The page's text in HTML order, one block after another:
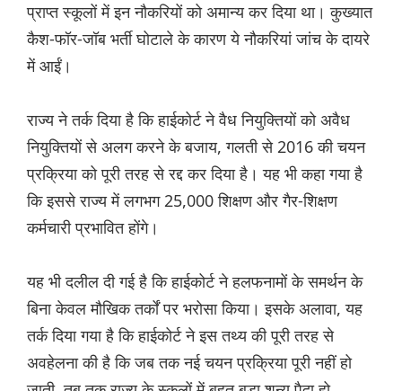
प्राप्त स्कूलों में इन नौकरियों को अमान्य कर दिया था। कुख्यात
कैश-फॉर-जॉब भर्ती घोटाले के कारण ये नौकरियां जांच के दायरे
में आईं।
राज्य ने तर्क दिया है कि हाईकोर्ट ने वैध नियुक्तियों को अवैध
नियुक्तियों से अलग करने के बजाय, गलती से 2016 की चयन
प्रक्रिया को पूरी तरह से रद्द कर दिया है। यह भी कहा गया है
कि इससे राज्य में लगभग 25,000 शिक्षण और गैर-शिक्षण
कर्मचारी प्रभावित होंगे।
यह भी दलील दी गई है कि हाईकोर्ट ने हलफनामों के समर्थन के
बिना केवल मौखिक तर्कों पर भरोसा किया। इसके अलावा, यह
तर्क दिया गया है कि हाईकोर्ट ने इस तथ्य की पूरी तरह से
अवहेलना की है कि जब तक नई चयन प्रक्रिया पूरी नहीं हो